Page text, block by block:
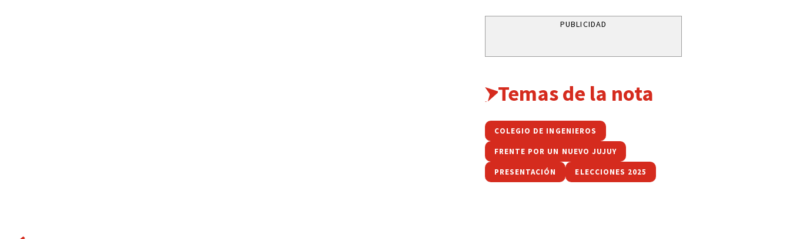
PUBLICIDAD
Temas de la nota
COLEGIO DE INGENIEROS
FRENTE POR UN NUEVO JUJUY
PRESENTACIÓN ELECCIONES 2025